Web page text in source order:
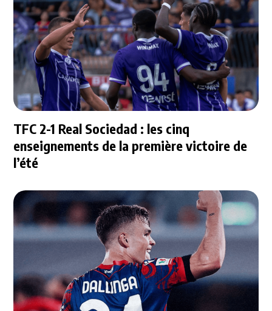
TFC 2-1 Real Sociedad : les cinq
enseignements de la première victoire de
l’été